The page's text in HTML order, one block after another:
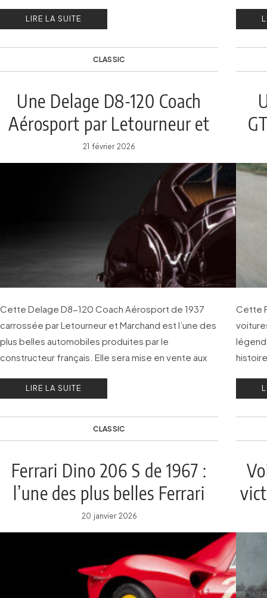
LIRE LA SUITE
CLASSIC
Une Delage D8-120 Coach
Aérosport par Letourneur et
Marchand à Miami
21 février 2026
Cette Delage D8-120 Coach Aérosport de 1937
carrossée par Letourneur et Marchand est l’une des
plus belles automobiles produites par le
constructeur français. Elle sera mise en vente aux
LIRE LA SUITE
CLASSIC
Cette
Ferrari Dino 206 S de 1967 :
l’une des plus belles Ferrari
jamais créées !
20 janvier 2026